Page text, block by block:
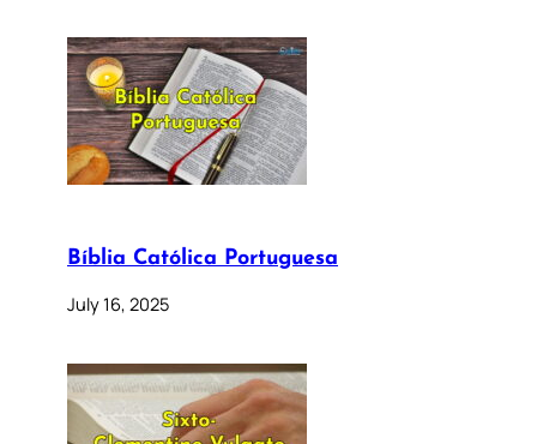
Bíblia Católica Portuguesa
July 16, 2025